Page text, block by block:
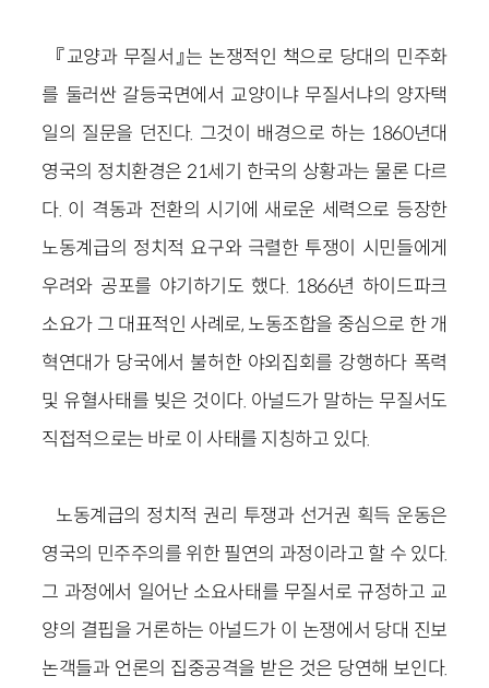
『교양과 무질서』는 논쟁적인 책으로 당대의 민주화
를 둘러싼 갈등국면에서 교양이냐 무질서냐의 양자택
일의 질문을 던진다. 그것이 배경으로 하는 1860년대
영국의 정치환경은 21세기 한국의 상황과는 물론 다르
다. 이 격동과 전환의 시기에 새로운 세력으로 등장한
노동계급의 정치적 요구와 극렬한 투쟁이 시민들에게
우려와 공포를 야기하기도 했다. 1866년 하이드파크
소요가 그 대표적인 사례로, 노동조합을 중심으로 한 개
혁연대가 당국에서 불허한 야외집회를 강행하다 폭력
및 유혈사태를 빚은 것이다. 아널드가 말하는 무질서도
직접적으로는 바로 이 사태를 지칭하고 있다.
노동계급의 정치적 권리 투쟁과 선거권 획득 운동은
영국의 민주주의를 위한 필연의 과정이라고 할 수 있다.
그 과정에서 일어난 소요사태를 무질서로 규정하고 교
양의 결핍을 거론하는 아널드가 이 논쟁에서 당대 진보
논객들과 언론의 집중공격을 받은 것은 당연해 보인다.